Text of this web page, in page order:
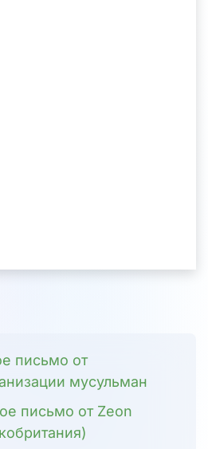
письмо от
мусульман
письмо от Zeon